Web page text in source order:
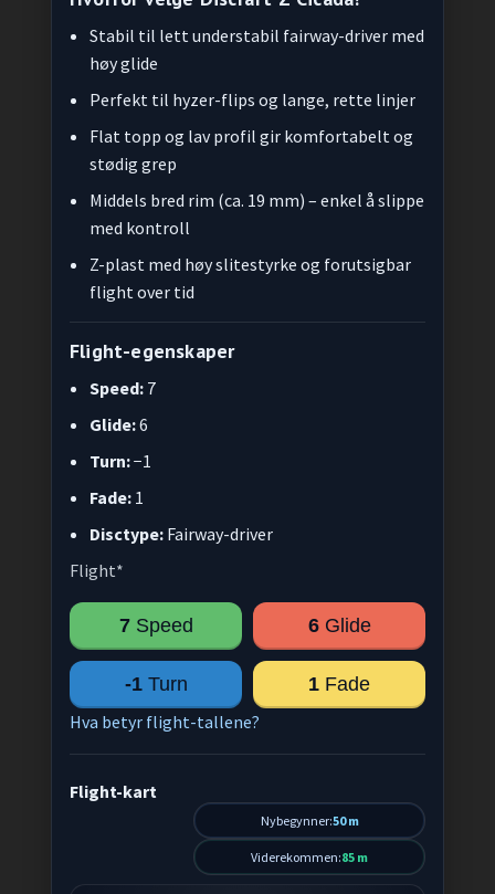
Stabil til lett understabil fairway-driver med
høy glide
Perfekt til hyzer-flips og lange, rette linjer
Flat topp og lav profil gir komfortabelt og
stødig grep
Middels bred rim (ca. 19 mm) – enkel å slippe
med kontroll
Z-plast med høy slitestyrke og forutsigbar
flight over tid
Flight-egenskaper
Speed: 7
Glide:6
Turn:−1
Fade: 1
Disctype: Fairway-driver
Flight*
7 Speed 6 Glide
-1 Turn 1 Fade
Hva betyr flight-tallene?
Flight-kart
Nybegynner:50 m
Viderekommen:85 m